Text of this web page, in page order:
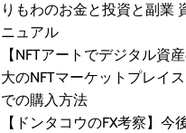
りもわのお金と投資と副業
ニュアル
【NFTアートでデジタル資
大のNFTマーケットプレイス
での購入方法
【ドンタコウのFX考察】今